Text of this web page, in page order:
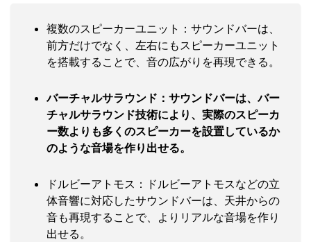
複数のスピーカーユニット：サウンドバーは、
前方だけでなく、左右にもスピーカーユニット
を搭載することで、音の広がりを再現できる。
バーチャルサラウンド：サウンドバーは、バー
チャルサラウンド技術により、実際のスピーカ
ー数よりも多くのスピーカーを設置しているか
のような音場を作り出せる。
ドルビーアトモス：ドルビーアトモスなどの立
体音響に対応したサウンドバーは、天井からの
音も再現することで、よりリアルな音場を作り
出せる。